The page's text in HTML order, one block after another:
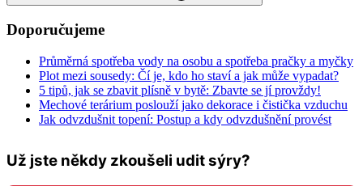
Doporučujeme
Průměrná spotřeba vody na osobu a spotřeba pračky a myčky
Plot mezi sousedy: Čí je, kdo ho staví a jak může vypadat?
5 tipů, jak se zbavit plísně v bytě: Zbavte se jí provždy!
Mechové terárium poslouží jako dekorace i čistička vzduchu
Jak odvzdušnit topení: Postup a kdy odvzdušnění provést
Už jste někdy zkoušeli udit sýry?